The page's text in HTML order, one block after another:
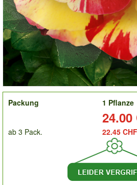
order
Packung
1 Pflanze
24.00
ab 3 Pack. 22.45 CHF